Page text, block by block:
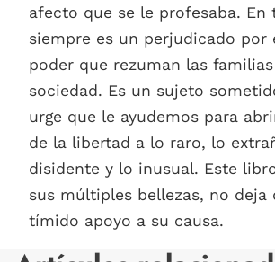
afecto que se le profesaba. En
siempre es un perjudicado por
poder que rezuman las
sociedad. Es un sujeto
urge que le ayudemos para
de la libertad a lo raro, lo
disidente y lo inusual. Este
sus múltiples bellezas, no deja
tímido apoyo a su causa.